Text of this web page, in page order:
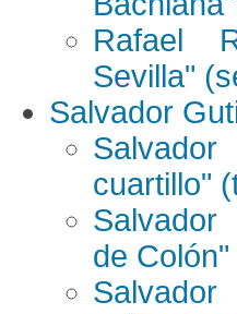
Rafael
Sevilla"
Salvador
cuartillo"
de